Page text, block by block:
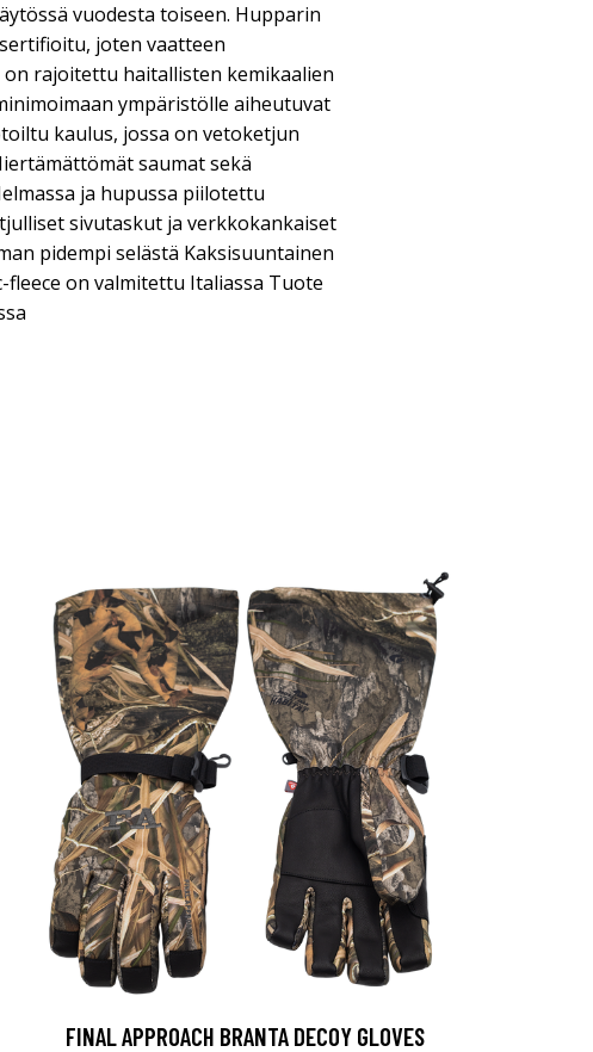
vuodesta toiseen. Hupparin
joten vaatteen
rajoitettu haitallisten kemikaalien
ympäristölle aiheutuvat
kaulus, jossa on vetoketjun
saumat sekä
ja hupussa piilotettu
sivutaskut ja verkkokankaiset
pidempi selästä Kaksisuuntainen
on valmitettu Italiassa Tuote
FINAL APPROACH BRANTA DECOY GLOVES